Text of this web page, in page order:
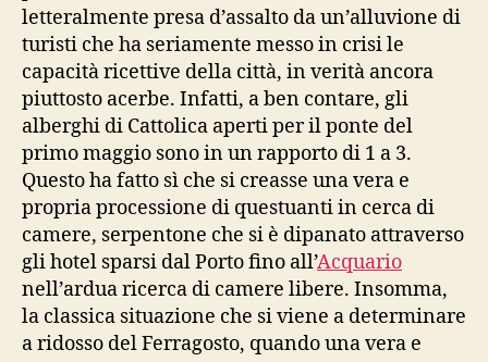
letteralmente presa d’assalto da un’alluvione di
turisti che ha seriamente messo in crisi le
capacità ricettive della città, in verità ancora
piuttosto acerbe. Infatti, a ben contare, gli
alberghi di Cattolica aperti per il ponte del
primo maggio sono in un rapporto di 1 a 3.
Questo ha fatto sì che si creasse una vera e
propria processione di questuanti in cerca di
camere, serpentone che si è dipanato attraverso
gli hotel sparsi dal Porto fino all’Acquario
nell’ardua ricerca di camere libere. Insomma,
la classica situazione che si viene a determinare
a ridosso del Ferragosto, quando una vera e